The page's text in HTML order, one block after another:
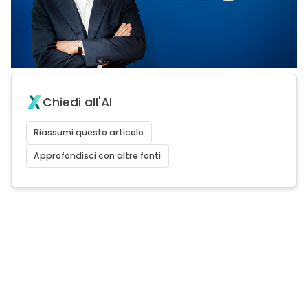
Chiedi all'AI
Riassumi questo articolo
Approfondisci con altre fonti